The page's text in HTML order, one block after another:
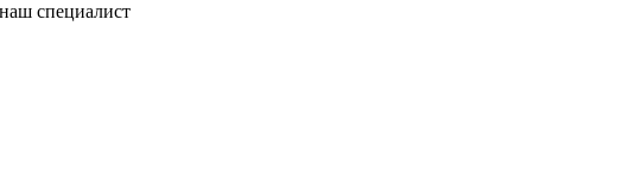
специалист